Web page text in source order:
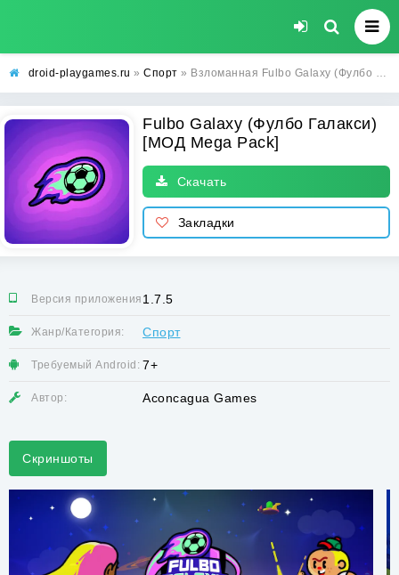
droid-playgames.ru » Спорт » Взломанная Fulbo Galaxy (Фулбо Галакси) [МОД Mega Pack] - последняя версия apk на Андроид
Fulbo Galaxy (Фулбо Галакси)
[МОД Mega Pack]
Скачать
Закладки
Версия приложения:1.7.5
Жанр/Категория: Спорт
Требуемый Android: 7+
Автор: Aconcagua Games
Скриншоты